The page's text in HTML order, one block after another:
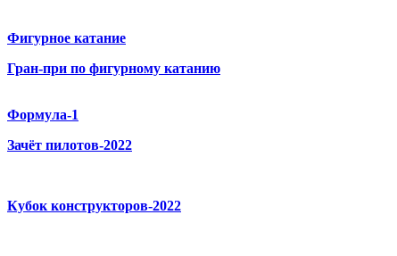
Фигурное катание
Гран-при по фигурному катанию
Формула-1
Зачёт пилотов-2022
Кубок конструкторов-2022